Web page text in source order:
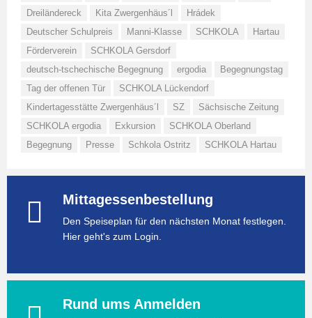
Dreiländereck
Kita Zwergenhäus´l
Hrádek
Deutscher Schulpreis
Manni-Klasse SCHKOLA
Hartau
Förderverein
SCHKOLA Gersdorf
deutsch-tschechische Begegnung
ergodia
Begegnungstag
Tag der offenen Tür
SCHKOLA Lückendorf
Kindertagesstätte Zwergenhäus´l
SZ
Sächsische Zeitung
SCHKOLA ergodia
Exkursion
SCHKOLA Oberland
Begegnung
Presse Schkola Ostritz SCHKOLA Hartau
Mittagessenbestellung
Den Speiseplan für den nächsten Monat festlegen.
Hier geht's zum Login.
Rund ums Anmelden